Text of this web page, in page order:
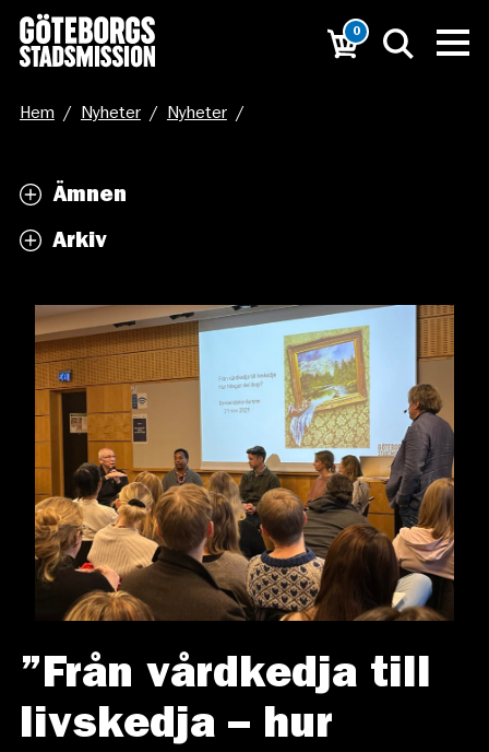
0
Hem / Nyheter / Nyheter /
Ämnen
Arkiv
”Från vårdkedja till
livskedja – hur